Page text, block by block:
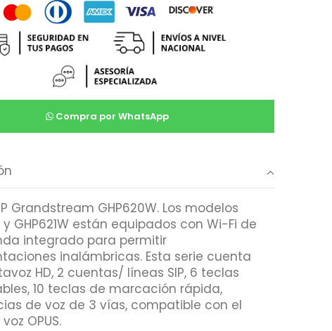
Compra por WhatsApp
Grandstream GHP620W. Los modelos
y GHP621W están equipados con Wi-Fi de
integrado para permitir
inalámbricas. Esta serie cuenta
HD, 2 cuentas/ líneas SIP, 6 teclas
10 teclas de marcación rápida,
de voz de 3 vías, compatible con el
OPUS.